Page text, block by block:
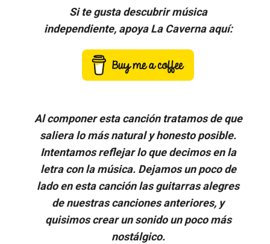
Si te gusta descubrir música
independiente, apoya La Caverna aquí:
Al componer esta canción tratamos de que
saliera lo más natural y honesto posible.
Intentamos reflejar lo que decimos en la
letra con la música. Dejamos un poco de
lado en esta canción las guitarras alegres
de nuestras canciones anteriores, y
quisimos crear un sonido un poco más
nostálgico.